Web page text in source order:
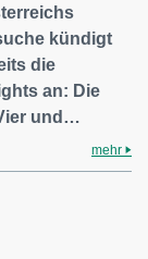
kündigt
die
an: Die
und…
mehr